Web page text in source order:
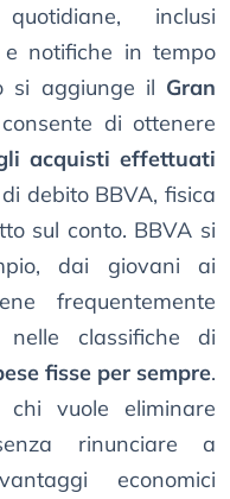
inclusi
e notifiche in tempo
si aggiunge il Gran
di ottenere
acquisti effettuati
debito BBVA, fisica
sul conto. BBVA si
dai giovani ai
frequentemente
classifiche di
fisse per sempre.
vuole eliminare
rinunciare a
economici